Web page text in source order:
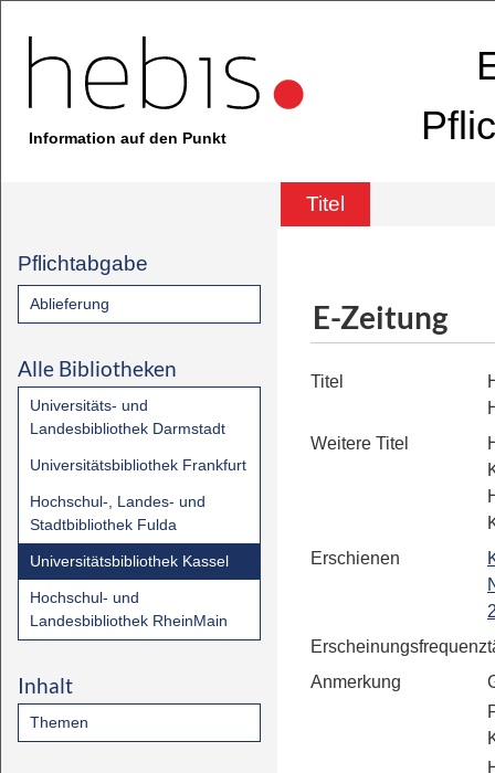
Information auf den Punkt
Titel
Pflichtabgabe
Ablieferung
Alle Bibliotheken
Universitäts- und
Landesbibliothek Darmstadt
Universitätsbibliothek Frankfurt
Hochschul-, Landes- und
Stadtbibliothek Fulda
Universitätsbibliothek Kassel
Hochschul- und
Landesbibliothek RheinMain
Inhalt
Themen
E-Zeitung
Titel
Weitere Titel
Erschienen
Erscheinungsfrequenz
Anmerkung